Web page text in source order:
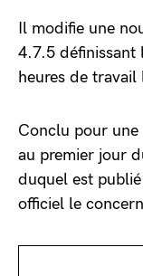
Il modifie une
4.7.5 définissant
heures de
Conclu pour
au premier jour
duquel est
officiel le